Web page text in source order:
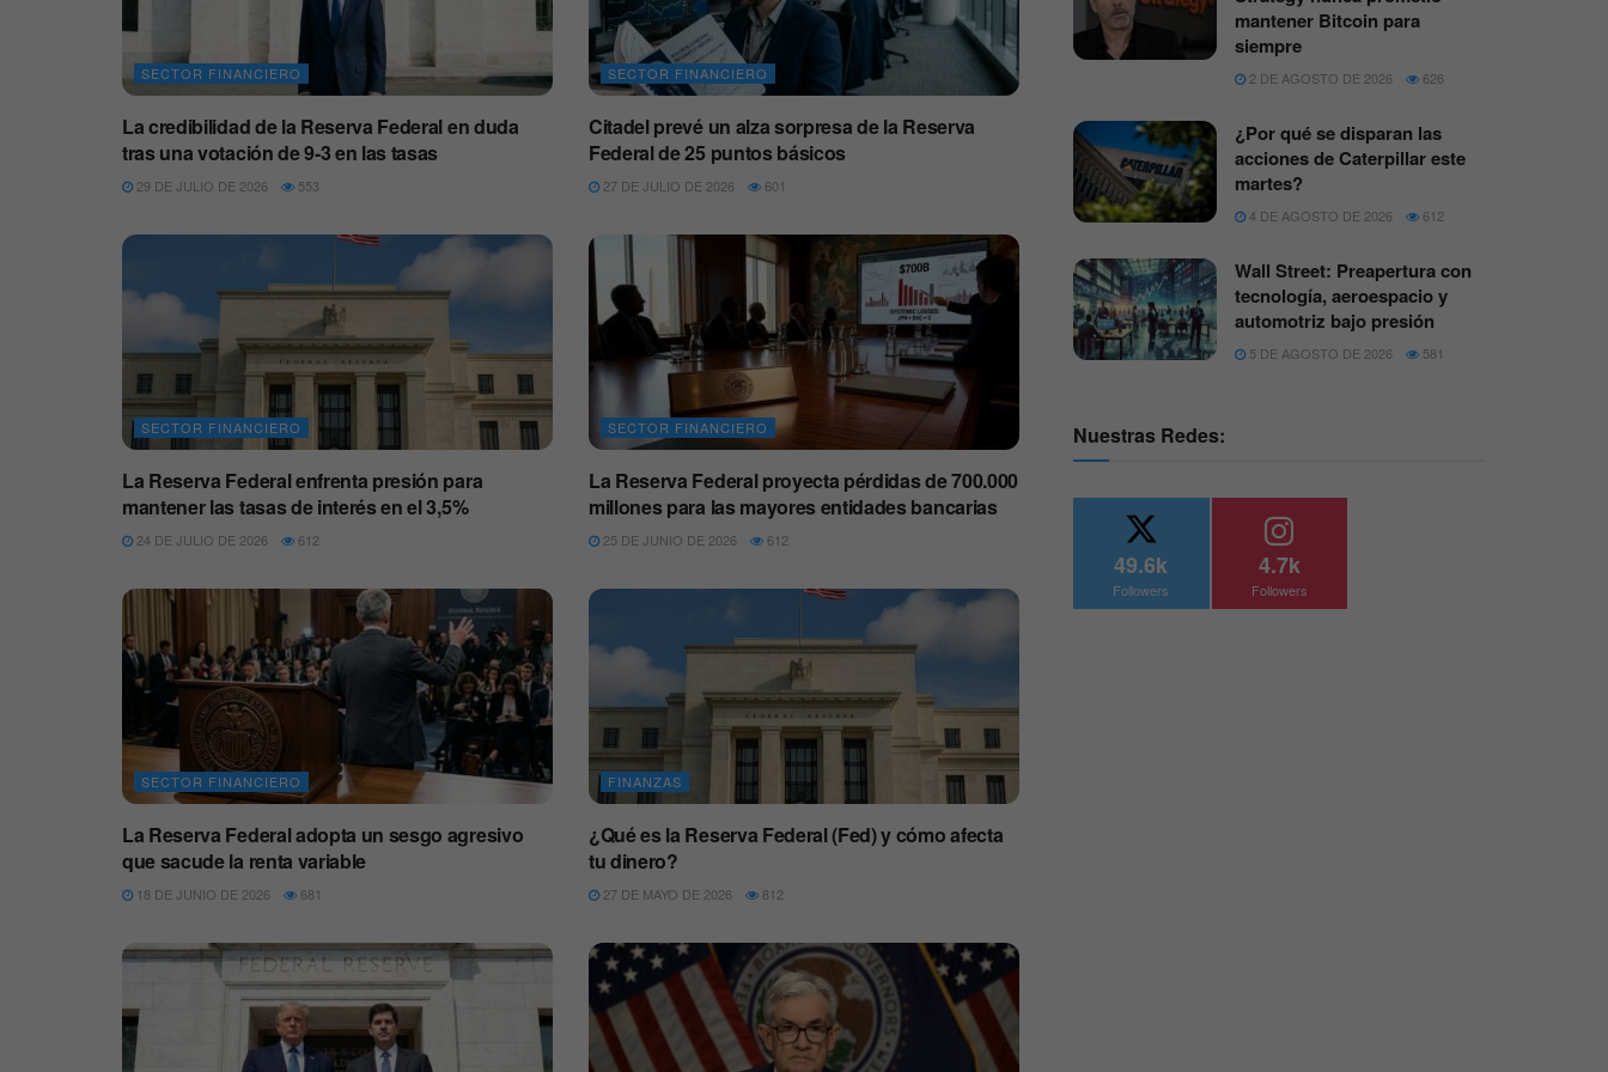
SECTOR FINANCIERO
La credibilidad de la Reserva Federal en duda
tras una votación de 9-3 en las tasas
29 DE JULIO DE 2026 553
SECTOR FINANCIERO
Citadel prevé un alza sorpresa de la Reserva
Federal de 25 puntos básicos
27 DE JULIO DE 2026 601
SECTOR FINANCIERO
La Reserva Federal enfrenta presión para
mantener las tasas de interés en el 3,5%
24 DE JULIO DE 2026 612
SECTOR FINANCIERO
La Reserva Federal proyecta pérdidas de 700.000
millones para las mayores entidades bancarias
25 DE JUNIO DE 2026 612
SECTOR FINANCIERO
La Reserva Federal adopta un sesgo agresivo
que sacude la renta variable
18 DE JUNIO DE 2026 681
FINANZAS
¿Qué es la Reserva Federal (Fed) y cómo afecta
tu dinero?
27 DE MAYO DE 2026 812
mantener Bitcoin para
siempre
2 DE AGOSTO DE 2026 626
¿Por qué se disparan las
acciones de Caterpillar este
martes?
4 DE AGOSTO DE 2026 612
Wall Street: Preapertura con
tecnología, aeroespacio y
automotriz bajo presión
5 DE AGOSTO DE 2026 581
Nuestras Redes:
49.6k
Followers
4.7k
Followers